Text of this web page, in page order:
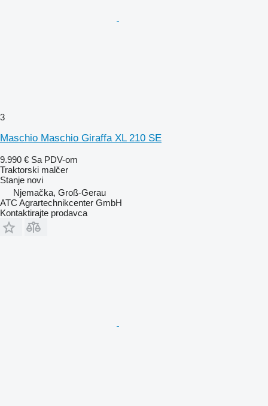
3
Maschio Maschio Giraffa XL 210 SE
9.990 € Sa PDV-om
Traktorski malčer
Stanje novi
Njemačka, Groß-Gerau
ATC Agrartechnikcenter GmbH
Kontaktirajte prodavca